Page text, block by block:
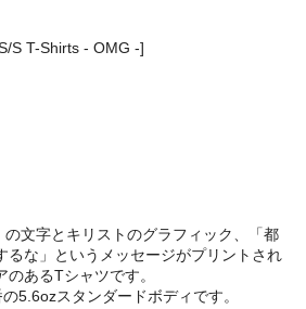
S T-Shirts - OMG -]
文字とキリストのグラフィック、「都
るな」というメッセージがプリントされ
あるTシャツです。
5.6ozスタンダードボディです。